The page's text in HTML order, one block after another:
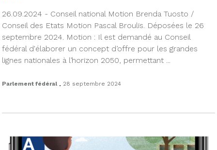
26.09.2024 - Conseil national Motion Brenda Tuosto /
Conseil des Etats Motion Pascal Broulis. Déposées le 26
septembre 2024. Motion : Il est demandé au Conseil
fédéral d'élaborer un concept d’offre pour les grandes
lignes nationales à l’horizon 2050, permettant ...
Parlement fédéral . 28 septembre 2024